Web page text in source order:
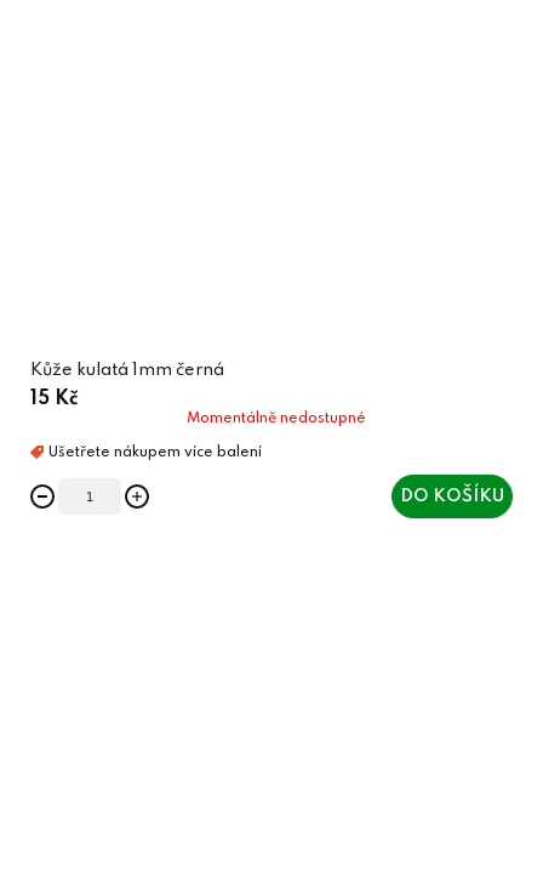
Kůže kulatá 1mm černá
15 Kč
Momentálně nedostupné
DO KOŠÍKU